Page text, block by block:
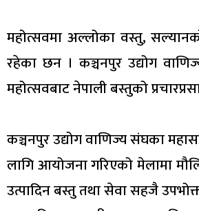
महोत्सवमा अल्लोका वस्तु,
रहेका छन । कञ्चनपुर उद्योग
महोत्सवबाट नेपाली बस्तुको
कञ्चनपुर उद्योग वाणिज्य संघका
लागि आयोजना गरिएको मेलामा
उत्पादिन बस्तु तथा सेवा सहजै